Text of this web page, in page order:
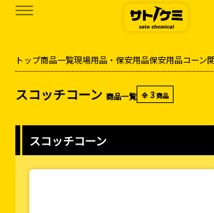
カタログダウンロード
サトケミって？
お知らせ
トップ商品一覧現場用品・保安用品保安用品コーン
スコッチコーン 商品一覧 全 3 商品
スコッチコーン